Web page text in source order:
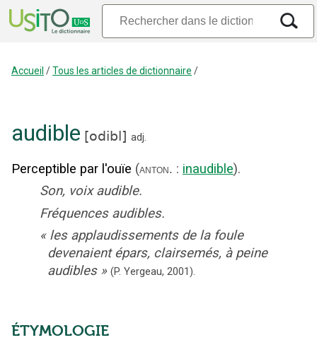
Accueil /Tous les articles de dictionnaire /
audible [odibl ] adj.
Perceptible par l'ouïe (anton. : inaudible).
Son, voix audible.
Fréquences audibles.
« les applaudissements de la foule
devenaient épars, clairsemés, à peine
audibles » (P. Yergeau, 2001).
ÉTYMOLOGIE